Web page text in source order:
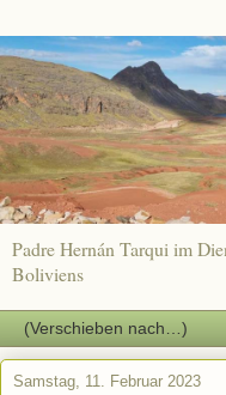
Padre Hernán Tarqui im
Boliviens
Samstag, 11. Februar 2023